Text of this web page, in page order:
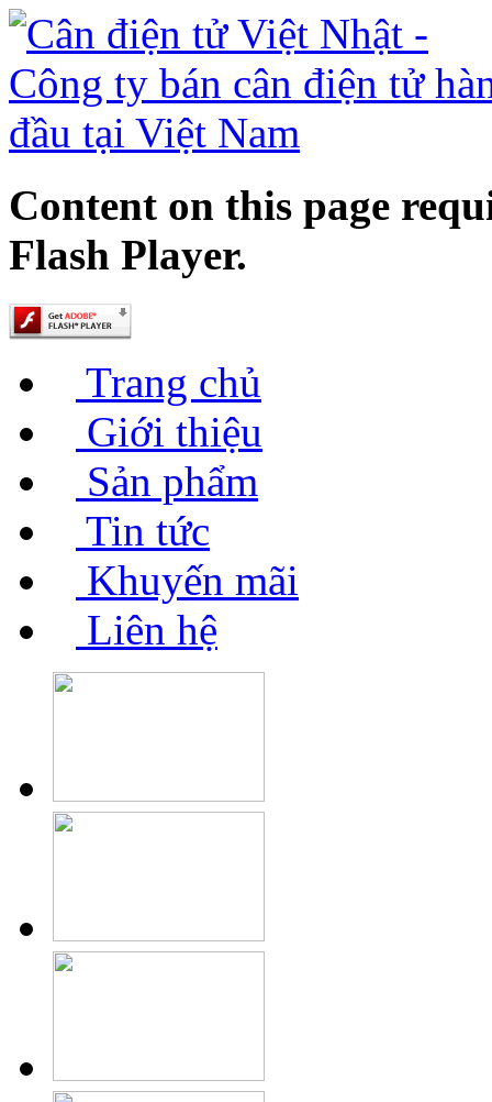
Content on this page
Flash Player.
Trang chủ
Giới thiệu
Sản phẩm
Tin tức
Khuyến mãi
Liên hệ